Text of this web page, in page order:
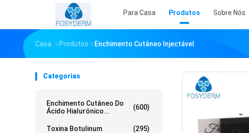
Para Casa Produtos Sobre Nós
Casa Produtos Enchimento Cutâneo Injectável
Categorias
Enchimento Cutâneo Do
Ácido Hialurónico...
(600)
Toxina Botulinum (295)